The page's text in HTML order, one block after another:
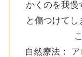
かくのを我慢
と傷つけて
自然療法：